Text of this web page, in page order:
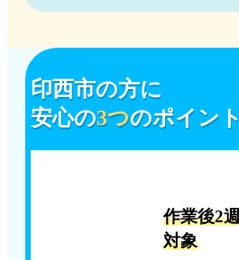
印西市の方に
安心の3つのポイント
作業後2
対象